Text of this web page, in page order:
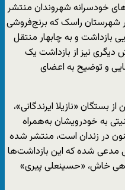
خودسرانه شهروندان منتشر
ساله بلوچ در شهرستان راسک که برنج‌فروشی
و به چابهار منتقل
نیز از بازداشت یک
و توضیح به اعضای
بستگان «نازیلا ایرندگانی»،
به خودرویشان به‌همراه
در زندان است، منتشر شده
مدعی شده که این بازداشت‌ها
خاش، «حسینعلی پیری»